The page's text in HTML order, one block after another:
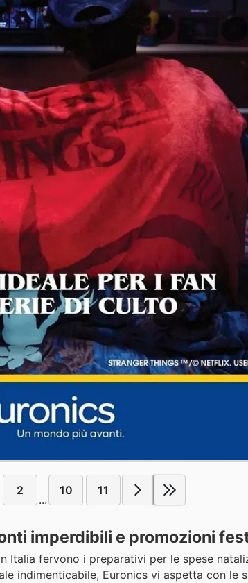
2
...
10 11
imperdibili e promozioni
Italia fervono i preparativi per le spese
indimenticabile, Euronics vi aspetta con le